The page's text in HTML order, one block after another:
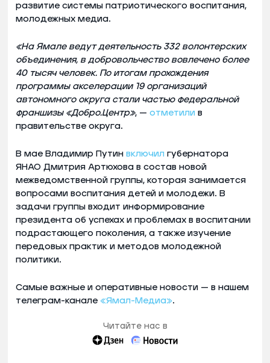
развитие системы патриотического воспитания,
молодежных медиа.
«На Ямале ведут деятельность 332 волонтерских
объединения, в добровольчество вовлечено более
40 тысяч человек. По итогам прохождения
программы акселерации 19 организаций
автономного округа стали частью федеральной
франшизы «Добро.Центр», — отметили в
правительстве округа.
В мае Владимир Путин включил губернатора
ЯНАО Дмитрия Артюхова в состав новой
межведомственной группы, которая занимается
вопросами воспитания детей и молодежи. В
задачи группы входит информирование
президента об успехах и проблемах в воспитании
подрастающего поколения, а также изучение
передовых практик и методов молодежной
политики.
Самые важные и оперативные новости — в нашем
телеграм-канале «Ямал-Медиа».
Читайте нас в